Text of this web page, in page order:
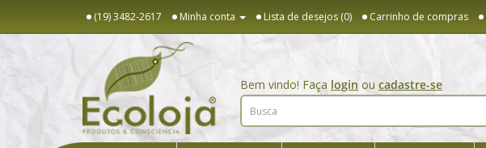
(19) 3482-2617 Minha conta Lista de desejos (0) Carrinho de compras
Bem vindo! Faça login ou cadastre-se